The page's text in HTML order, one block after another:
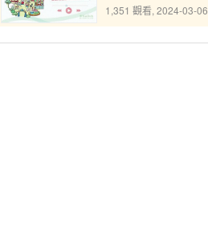
1,351 觀看, 2024-03-06